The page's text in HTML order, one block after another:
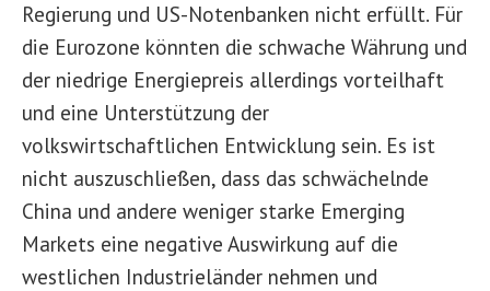
Regierung und US-Notenbanken nicht erfüllt. Für
die Eurozone könnten die schwache Währung und
der niedrige Energiepreis allerdings vorteilhaft
und eine Unterstützung der
volkswirtschaftlichen Entwicklung sein. Es ist
nicht auszuschließen, dass das schwächelnde
China und andere weniger starke Emerging
Markets eine negative Auswirkung auf die
westlichen Industrieländer nehmen und